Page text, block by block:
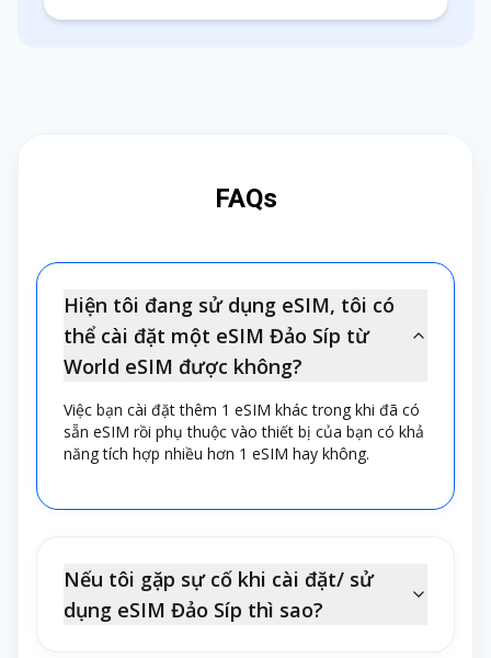
mạng 5G tốc độ cao? World eSIM sẽ tự
khi phát hiện có nhà mạng di động
khác cung cấp 5G. Bạn sẽ luôn được
tận hưởng tốc độ internet nhanh nhất
mà không cần phải thao tác thủ công.
hạn Với VPN miễn phí tích hợp sẵn,
bạn có thể thoải mái truy cập các dịch
không lo bị chặn. Tận hưởng thế giới
eSIM!
Dễ dàng chia sẻ kết nối với chế độ
để bạn luôn kết nối internet mọi lúc mọi
phiêu lưu đến đảo Síp xinh đẹp!
FAQs
Hiện tôi đang sử dụng eSIM, tôi có
thể cài đặt một eSIM Đảo Síp từ
World eSIM được không?
Việc bạn cài đặt thêm 1 eSIM khác trong khi đã có
sẵn eSIM rồi phụ thuộc vào thiết bị của bạn có khả
năng tích hợp nhiều hơn 1 eSIM hay không.
Nếu tôi gặp sự cố khi cài đặt/ sử
dụng eSIM Đảo Síp thì sao?